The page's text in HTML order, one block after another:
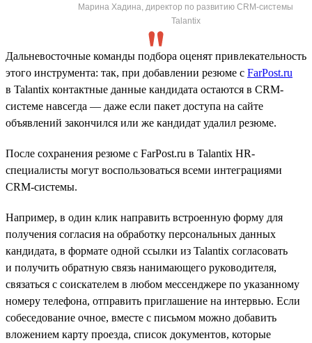
Марина Хадина, директор по развитию CRM-системы
Talantix
Дальневосточные команды подбора оценят привлекательность
этого инструмента: так, при добавлении резюме с FarPost.ru
в Talantix контактные данные кандидата остаются в CRM-
системе навсегда — даже если пакет доступа на сайте
объявлений закончился или же кандидат удалил резюме.
После сохранения резюме с FarPost.ru в Talantix HR-
специалисты могут воспользоваться всеми интеграциями
CRM-системы.
Например, в один клик направить встроенную форму для
получения согласия на обработку персональных данных
кандидата, в формате одной ссылки из Talantix согласовать
и получить обратную связь нанимающего руководителя,
связаться с соискателем в любом мессенджере по указанному
номеру телефона, отправить приглашение на интервью. Если
собеседование очное, вместе с письмом можно добавить
вложением карту проезда, список документов, которые